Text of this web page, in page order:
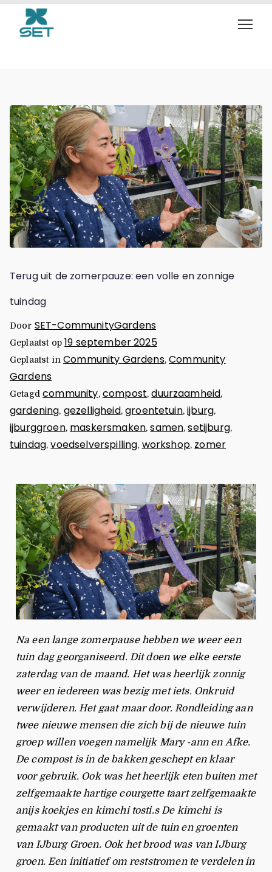
duurzaamheid
Terug uit de zomerpauze: een volle en zonnige
tuindag
Door SET-CommunityGardens
Geplaatst op19 september 2025
Geplaatst inCommunity Gardens,Community
Gardens
Getagdcommunity, compost,duurzaamheid,
gardening, gezelligheid,groentetuin,ijburg,
ijburggroen, maskersmaken,samen,setijburg,
tuindag,voedselverspilling, workshop, zomer
Na een lange zomerpause hebben we weer een
tuin dag georganiseerd. Dit doen we elke eerste
zaterdag van de maand. Het was heerlijk zonnig
weer en iedereen was bezig met iets. Onkruid
verwijderen. Het gaat maar door. Rondleiding aan
twee nieuwe mensen die zich bij de nieuwe tuin
groep willen voegen namelijk Mary -ann en Afke.
De compost is in de bakken geschept en klaar
voor gebruik. Ook was het heerlijk eten buiten met
zelfgemaakte hartige courgette taart zelfgemaakte
anijs koekjes en kimchi tosti.s De kimchi is
gemaakt van producten uit de tuin en groenten
van IJburg Groen. Ook het brood was van IJburg
groen. Een initiatief om reststromen te verdelen in